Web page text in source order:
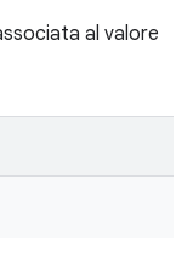
al valore